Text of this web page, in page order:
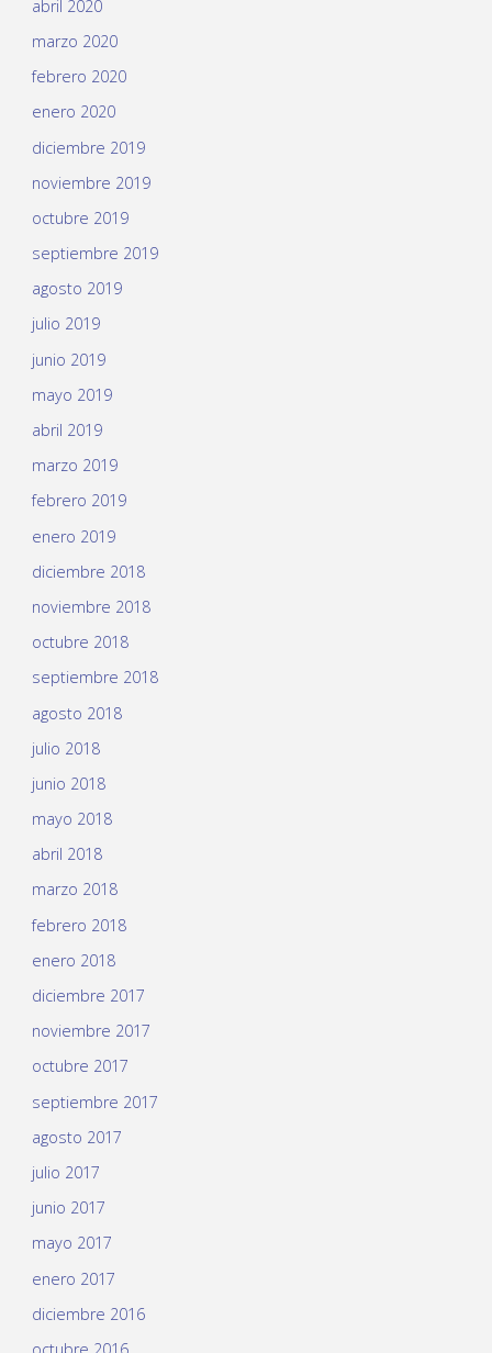
abril 2020
marzo 2020
febrero 2020
enero 2020
diciembre 2019
noviembre 2019
octubre 2019
septiembre 2019
agosto 2019
julio 2019
junio 2019
mayo 2019
abril 2019
marzo 2019
febrero 2019
enero 2019
diciembre 2018
noviembre 2018
octubre 2018
septiembre 2018
agosto 2018
julio 2018
junio 2018
mayo 2018
abril 2018
marzo 2018
febrero 2018
enero 2018
diciembre 2017
noviembre 2017
octubre 2017
septiembre 2017
agosto 2017
julio 2017
junio 2017
mayo 2017
enero 2017
diciembre 2016